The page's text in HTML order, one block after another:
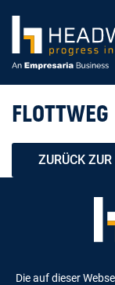
FLOTTWEG
ZURÜCK
Die auf dieser